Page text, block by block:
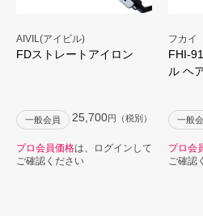
AIVIL(アイビル)
FDストレートアイロン
一般会員 25,700円（税別）
プロ会員価格は、ログインして
ご確認ください
フカイ
FHI-
ル ヘ
一般
プロ会
ご確認